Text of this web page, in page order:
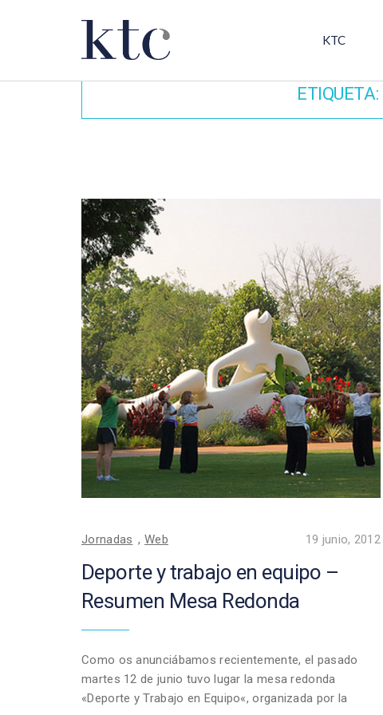
KTC
ETIQUETA:
Jornadas ,Web 19 junio, 2012
Deporte y trabajo en equipo –
Resumen Mesa Redonda
Como os anunciábamos recientemente, el pasado
martes 12 de junio tuvo lugar la mesa redonda
«Deporte y Trabajo en Equipo«, organizada por la